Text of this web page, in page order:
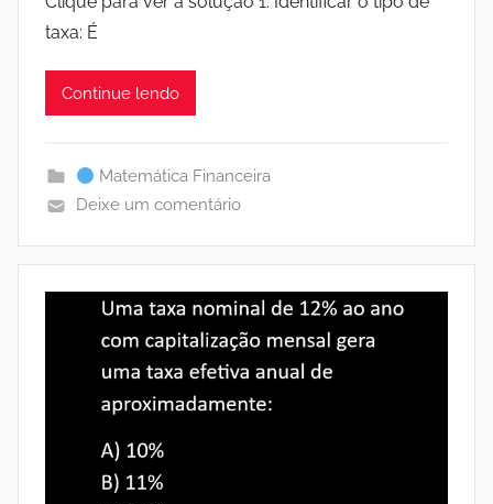
taxa: É
Continue lendo
Matemática Financeira
Deixe um comentário